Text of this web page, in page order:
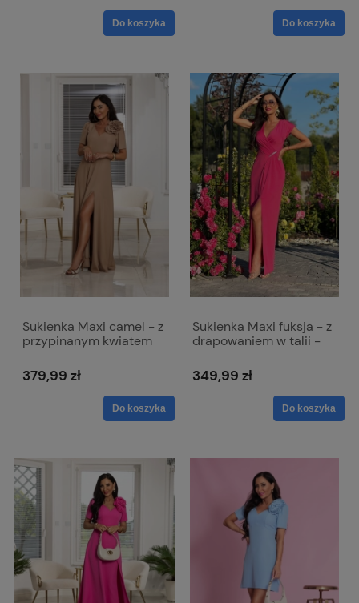
Do koszyka Do koszyka
Sukienka Maxi camel - z
przypinanym kwiatem
379,99 zł
Do koszyka
Sukienka Maxi fuksja - z
drapowaniem w talii -
349,99 zł
Do koszyka